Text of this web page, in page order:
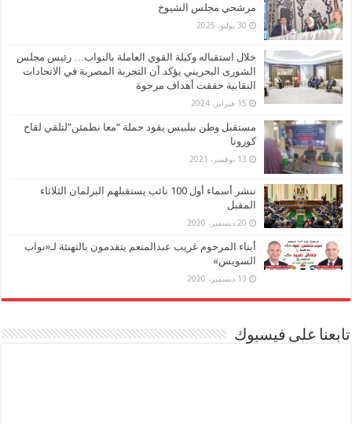
مرشحي مجلس الشيوخ
30 يوليو، 2025
خلال استقباله وكيلة القوي العاملة بالنواب… رئيس مجلس
الشورى البحريني يؤكد أن التجربة المصرية في الاتحادات
النقابية حققت أهداف مرجوة
15 فبراير، 2024
مستقبل وطن ببلبيس يقود حملة “معا نطمئن”لتلقي لقاح
كورونا
13 نوفمبر، 2021
ننشر أسماء أول 100 نائب يستقبلهم البرلمان الثلاثاء
المقبل
20 ديسمبر، 2020
أبناء المرحوم غريب عبدالمنعم يتقدمون بالتهنئة لـ«نواب
السويس»
13 ديسمبر، 2020
تابعنا على فيسبوك